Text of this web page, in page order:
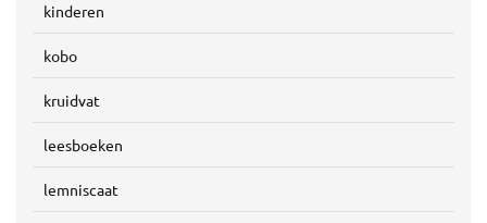
kinderen
kobo
kruidvat
leesboeken
lemniscaat